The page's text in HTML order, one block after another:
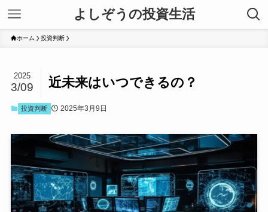
よしぞうの投資生活
ホーム 投資判断
近未来はいつできるの？
2025
3/09
投資判断 2025年3月9日